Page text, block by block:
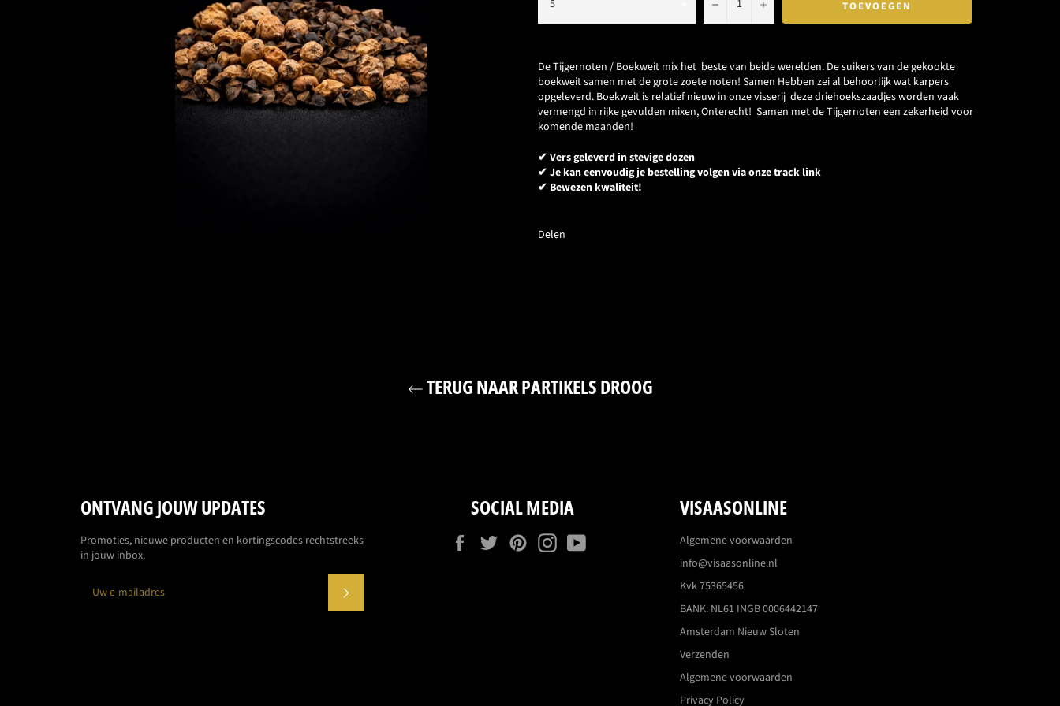
− +
TOEVOEGEN
De Tijgernoten / Boekweit mix het beste van beide werelden. De suikers van de gekookte
boekweit samen met de grote zoete noten! Samen Hebben zei al behoorlijk wat karpers
opgeleverd. Boekweit is relatief nieuw in onze visserij deze driehoekszaadjes worden vaak
vermengd in rijke gevulden mixen, Onterecht! Samen met de Tijgernoten een zekerheid voor
komende maanden!
✔ Vers geleverd in stevige dozen
✔ Je kan eenvoudig je bestelling volgen via onze track link
✔ Bewezen kwaliteit!
Delen
TERUG NAAR PARTIKELS DROOG
ONTVANG JOUW UPDATES
Promoties, nieuwe producten en kortingscodes rechtstreeks
in jouw inbox.
SOCIAL MEDIA
FacebookTwitterPinterestInstagram
VISAASONLINE
Algemene voorwaarden
info@visaasonline.nl
Kvk 75365456
BANK: NL61 INGB 0006442147
Amsterdam Nieuw Sloten
Verzenden
Algemene voorwaarden
Privacy Policy